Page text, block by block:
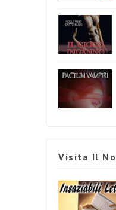
Visita Il